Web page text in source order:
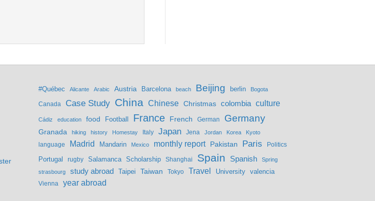
#Québec Alicante Arabic Austria Barcelona beach Beijing berlin Bogota
Canada Case Study China Chinese Christmas colombia culture
Cádiz education food Football France French German Germany
Granada hiking history Homestay Italy Japan Jena Jordan Korea Kyoto
language Madrid Mandarin Mexico monthly report Pakistan Paris Politics
Portugal rugby Salamanca Scholarship Shanghai Spain Spanish
Spring
strasbourg
study abroad Taipei Taiwan Tokyo Travel University valencia
Vienna year abroad